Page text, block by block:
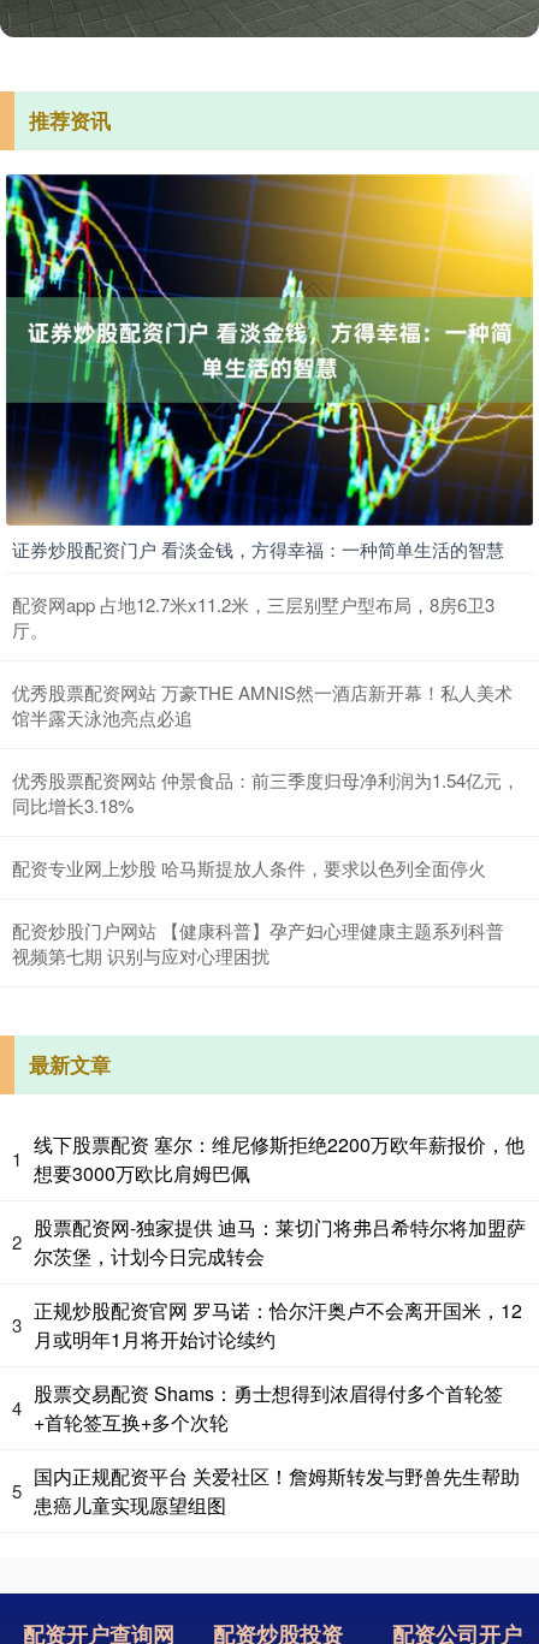
推荐资讯
证券炒股配资门户 看淡金钱，方得幸福：一种简单生活的智慧
配资网app 占地12.7米x11.2米，三层别墅户型布局，8房6卫3
厅。
优秀股票配资网站 万豪THE AMNIS然一酒店新开幕！私人美术
馆半露天泳池亮点必追
优秀股票配资网站 仲景食品：前三季度归母净利润为1.54亿元，
同比增长3.18%
配资专业网上炒股 哈马斯提放人条件，要求以色列全面停火
配资炒股门户网站 【健康科普】孕产妇心理健康主题系列科普
视频第七期 识别与应对心理困扰
最新文章
1
线下股票配资 塞尔：维尼修斯拒绝2200万欧年薪报价，他
想要3000万欧比肩姆巴佩
2
股票配资网-独家提供 迪马：莱切门将弗吕希特尔将加盟萨
尔茨堡，计划今日完成转会
3
正规炒股配资官网 罗马诺：恰尔汗奥卢不会离开国米，12
月或明年1月将开始讨论续约
4
股票交易配资 Shams：勇士想得到浓眉得付多个首轮签
+首轮签互换+多个次轮
5
国内正规配资平台 关爱社区！詹姆斯转发与野兽先生帮助
患癌儿童实现愿望组图
配资开户查询网 配资炒股投资 配资公司开户